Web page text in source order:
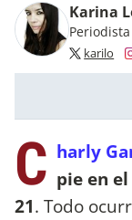
Karina
karilo
C harly
pie en
21. Todo